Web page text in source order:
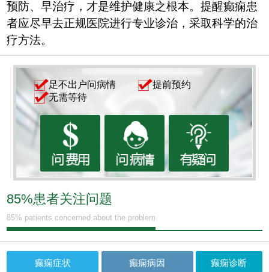
预防、早治疗，才是维护健康之根本。提醒癫痫患
者应尽早去正规医院进行专业诊治，采取科学的治
疗方法。
足不出户问病情
提前预约
无需等待
85%患者关注问题
85% patients concerned about the problem
癫痫症状 癫痫病因 癫痫诊断